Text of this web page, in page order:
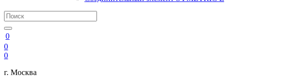
0
0
0
г. Москва